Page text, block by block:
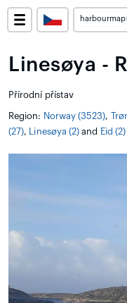
Linesøya -
Přírodní přístav
Region: Norway (3523),
(27), Linesøya (2) and Eid (2)